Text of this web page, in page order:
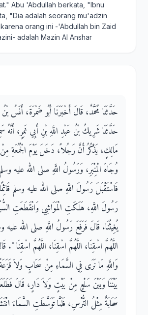
Abu 'Abdullah berkata, "Ibnu
"Dia adalah seorang mu'adzin
orang ini -'Abdullah bin Zaid
adalah Mazin Al Anshar
حَدَّثَنَا مُحَمَّدٌ، قَالَ أَخْبَرَنَا أَبُو ضَمْرَةَ، أَنَسُ
حَدَّثَنَا شَرِيكُ بْنُ عَبْدِ اللَّهِ بْنِ أَبِي نَمِرٍ،
مَالِكٍ، يَذْكُرُ أَنَّ رَجُلاً، دَخَلَ يَوْمَ الْجُمُعَةِ
وُجَاهَ الْمِنْبَرِ، وَرَسُولُ اللَّهِ صلى الله عليه
فَاسْتَقْبَلَ رَسُولَ اللَّهِ صلى الله عليه وسلم
رَسُولَ اللَّهِ، هَلَكَتِ الْمَوَاشِي وَانْقَطَعَتِ
يُغِيثُنَا‏.‏ قَالَ فَرَفَعَ رَسُولُ اللَّهِ صلى الله عليه
اللَّهُمَّ اسْقِنَا، اللَّهُمَّ اسْقِنَا، اللَّهُمَّ اسْقِنَا ‏"‏‏.‏
وَاللَّهِ مَا نَرَى فِي السَّمَاءِ مِنْ سَحَابٍ وَلاَ
بَيْنَنَا وَبَيْنَ سَلْعٍ مِنْ بَيْتٍ وَلاَ دَارٍ، قَالَ
سَحَابَةٌ مِثْلُ التُّرْسِ، فَلَمَّا تَوَسَّطَتِ السَّمَاءَ